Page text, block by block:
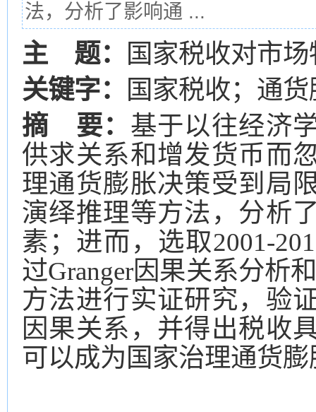
法，分析了影响通 ...
主 题：
国家税收对市
关键字：
国家税收；通
摘 要： 基于以往经济
供求关系和增发货币而
理通货膨胀决策受到局
演绎推理等方法，分析
素；进而，选取2001-
过Granger因果关系分析
方法进行实证研究，验
因果关系，并得出税收
可以成为国家治理通货